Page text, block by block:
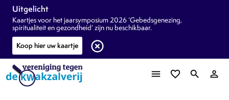
Uitgelicht
Kaartjes voor het jaarsymposium 2026 ‘Gebedsgenezing,
spiritualiteit en gezondheid’ zijn nu beschikbaar.
Koop hier uw kaartje
highlight_off
menu favorite_border search person_outline